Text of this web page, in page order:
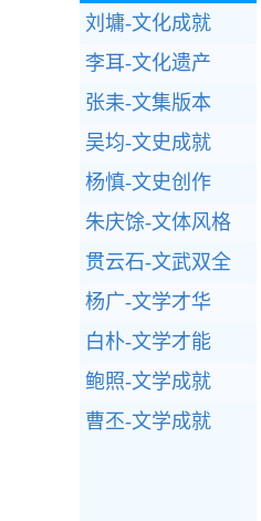
刘墉-文化成就
李耳-文化遗产
张耒-文集版本
吴均-文史成就
杨慎-文史创作
朱庆馀-文体风格
贯云石-文武双全
杨广-文学才华
白朴-文学才能
鲍照-文学成就
曹丕-文学成就